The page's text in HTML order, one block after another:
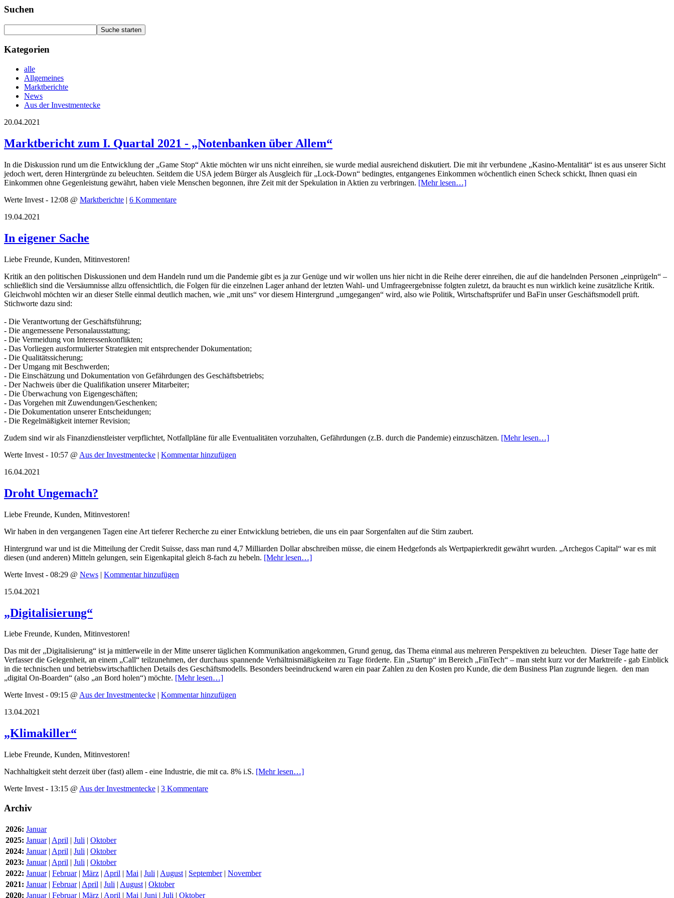
Suchen
Kategorien
alle
Allgemeines
Marktberichte
News
Aus der Investmentecke
20.04.2021
Marktbericht zum I. Quartal 2021 - „Notenbanken über Allem“
In die Diskussion rund um die Entwicklung der „Game Stop“ Aktie möchten wir uns nicht einreihen, sie wurde medial ausreichend diskutiert. Die mit ihr verbundene „Kasino-Mentalität“ ist es aus unserer Sicht
jedoch wert, deren Hintergründe zu beleuchten. Seitdem die USA jedem Bürger als Ausgleich für „Lock-Down“ bedingtes, entgangenes Einkommen wöchentlich einen Scheck schickt, Ihnen quasi ein
Einkommen ohne Gegenleistung gewährt, haben viele Menschen begonnen, ihre Zeit mit der Spekulation in Aktien zu verbringen. [Mehr lesen…]
Werte Invest - 12:08 @ Marktberichte | 6 Kommentare
19.04.2021
In eigener Sache
Liebe Freunde, Kunden, Mitinvestoren!
Kritik an den politischen Diskussionen und dem Handeln rund um die Pandemie gibt es ja zur Genüge und wir wollen uns hier nicht in die Reihe derer einreihen, die auf die handelnden Personen „einprügeln“ –
schließlich sind die Versäumnisse allzu offensichtlich, die Folgen für die einzelnen Lager anhand der letzten Wahl- und Umfrageergebnisse folgten zuletzt, da braucht es nun wirklich keine zusätzliche Kritik.
Gleichwohl möchten wir an dieser Stelle einmal deutlich machen, wie „mit uns“ vor diesem Hintergrund „umgegangen“ wird, also wie Politik, Wirtschaftsprüfer und BaFin unser Geschäftsmodell prüft.
Stichworte dazu sind:
- Die Verantwortung der Geschäftsführung;
- Die angemessene Personalausstattung;
- Die Vermeidung von Interessenkonflikten;
- Das Vorliegen ausformulierter Strategien mit entsprechender Dokumentation;
- Die Qualitätssicherung;
- Der Umgang mit Beschwerden;
- Die Einschätzung und Dokumentation von Gefährdungen des Geschäftsbetriebs;
- Der Nachweis über die Qualifikation unserer Mitarbeiter;
- Die Überwachung von Eigengeschäften;
- Das Vorgehen mit Zuwendungen/Geschenken;
- Die Dokumentation unserer Entscheidungen;
- Die Regelmäßigkeit interner Revision;
Zudem sind wir als Finanzdienstleister verpflichtet, Notfallpläne für alle Eventualitäten vorzuhalten, Gefährdungen (z.B. durch die Pandemie) einzuschätzen. [Mehr lesen…]
Werte Invest - 10:57 @ Aus der Investmentecke | Kommentar hinzufügen
16.04.2021
Droht Ungemach?
Liebe Freunde, Kunden, Mitinvestoren!
Wir haben in den vergangenen Tagen eine Art tieferer Recherche zu einer Entwicklung betrieben, die uns ein paar Sorgenfalten auf die Stirn zaubert.
Hintergrund war und ist die Mitteilung der Credit Suisse, dass man rund 4,7 Milliarden Dollar abschreiben müsse, die einem Hedgefonds als Wertpapierkredit gewährt wurden. „Archegos Capital“ war es mit
diesen (und anderen) Mitteln gelungen, sein Eigenkapital gleich 8-fach zu hebeln. [Mehr lesen…]
Werte Invest - 08:29 @ News | Kommentar hinzufügen
15.04.2021
„Digitalisierung“
Liebe Freunde, Kunden, Mitinvestoren!
Das mit der „Digitalisierung“ ist ja mittlerweile in der Mitte unserer täglichen Kommunikation angekommen, Grund genug, das Thema einmal aus mehreren Perspektiven zu beleuchten. Dieser Tage hatte der
Verfasser die Gelegenheit, an einem „Call“ teilzunehmen, der durchaus spannende Verhältnismäßigkeiten zu Tage förderte. Ein „Startup“ im Bereich „FinTech“ – man steht kurz vor der Marktreife - gab Einblick
in die technischen und betriebswirtschaftlichen Details des Geschäftsmodells. Besonders beeindruckend waren ein paar Zahlen zu den Kosten pro Kunde, die dem Business Plan zugrunde liegen. den man
„digital On-Boarden“ (also „an Bord holen“) möchte. [Mehr lesen…]
Werte Invest - 09:15 @ Aus der Investmentecke | Kommentar hinzufügen
13.04.2021
„Klimakiller“
Liebe Freunde, Kunden, Mitinvestoren!
Nachhaltigkeit steht derzeit über (fast) allem - eine Industrie, die mit ca. 8% i.S. [Mehr lesen…]
Werte Invest - 13:15 @ Aus der Investmentecke | 3 Kommentare
Archiv
2026: Januar
2025: Januar| April | Juli | Oktober
2024: Januar| April | Juli | Oktober
2023: Januar| April | Juli | Oktober
2022: Januar| Februar| März | April | Mai | Juli | August | September| November
2021: Januar| Februar| April | Juli | August | Oktober
2020: Januar| Februar| März | April | Mai | Juni | Juli | Oktober